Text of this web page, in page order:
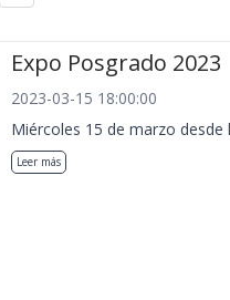
Expo Posgrado 2023
2023-03-15 18:00:00
Miércoles 15 de marzo desde
Leer más